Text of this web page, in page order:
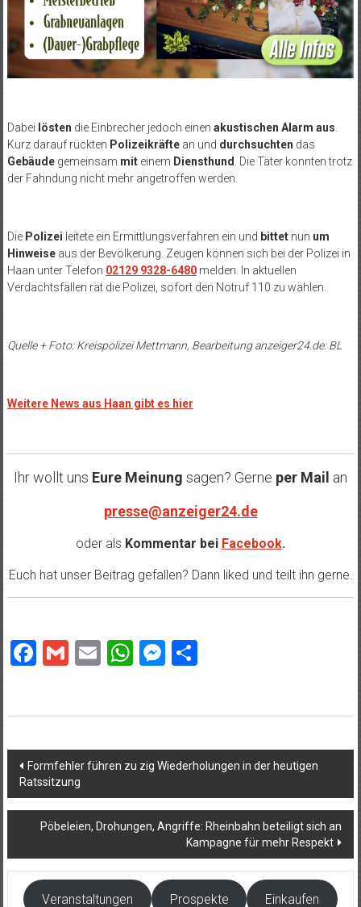
Dabei lösten die Einbrecher jedoch einen akustischen Alarm aus.
Kurz darauf rückten Polizeikräftean und durchsuchten das
Gebäudegemeinsam mit einem Diensthund. Die Täter konnten trotz
der Fahndung nicht mehr angetroffen werden.
Die Polizei leitete ein Ermittlungsverfahren ein und bittet nun um
Hinweiseaus der Bevölkerung. Zeugen können sich bei der Polizei in
Haan unter Telefon 02129 9328-6480melden. In aktuellen
Verdachtsfällen rät die Polizei, sofort den Notruf 110 zu wählen.
Quelle + Foto: Kreispolizei Mettmann, Bearbeitunganzeiger24.de: BL
Weitere News aus Haan gibt es hier
Ihr wollt uns Eure Meinung sagen? Gerne per Mail an
presse@anzeiger24.de
oder als Kommentar bei Facebook.
Euch hat unser Beitrag gefallen? Dann liked und teilt ihn gerne.
Facebook
Gmail
EmailWhatsApp
Messenger
Teilen
Beitragsnavigation
Formfehler führen zu zig Wiederholungen in der heutigen
Ratssitzung
Pöbeleien, Drohungen, Angriffe: Rheinbahn beteiligt sich an
Kampagne für mehr Respekt
Veranstaltungen Prospekte Einkaufen